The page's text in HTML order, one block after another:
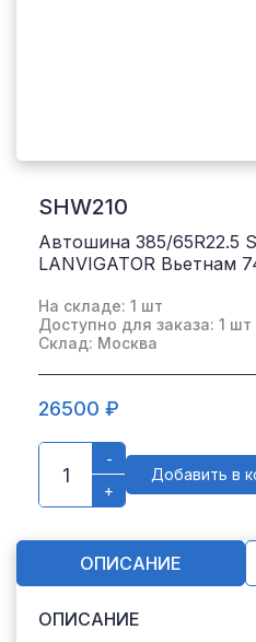
SHW210
Автошина 385/65R22.5
LANVIGATOR Вьетнам
На складе: 1 шт
Доступно для заказа: 1 шт
Склад: Москва
26500 ₽
-
+
Добавить в
ОПИСАНИЕ
ОПИСАНИЕ